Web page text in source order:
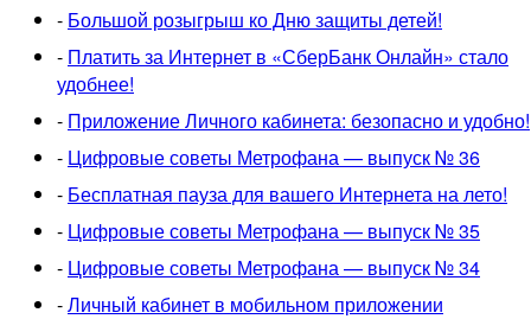
- Большой розыгрыш ко Дню защиты детей!
- Платить за Интернет в «СберБанк Онлайн» стало
удобнее!
- Приложение Личного кабинета: безопасно и удобно!
- Цифровые советы Метрофана — выпуск № 36
- Бесплатная пауза для вашего Интернета на лето!
- Цифровые советы Метрофана — выпуск № 35
- Цифровые советы Метрофана — выпуск № 34
-Личный кабинет в мобильном приложении